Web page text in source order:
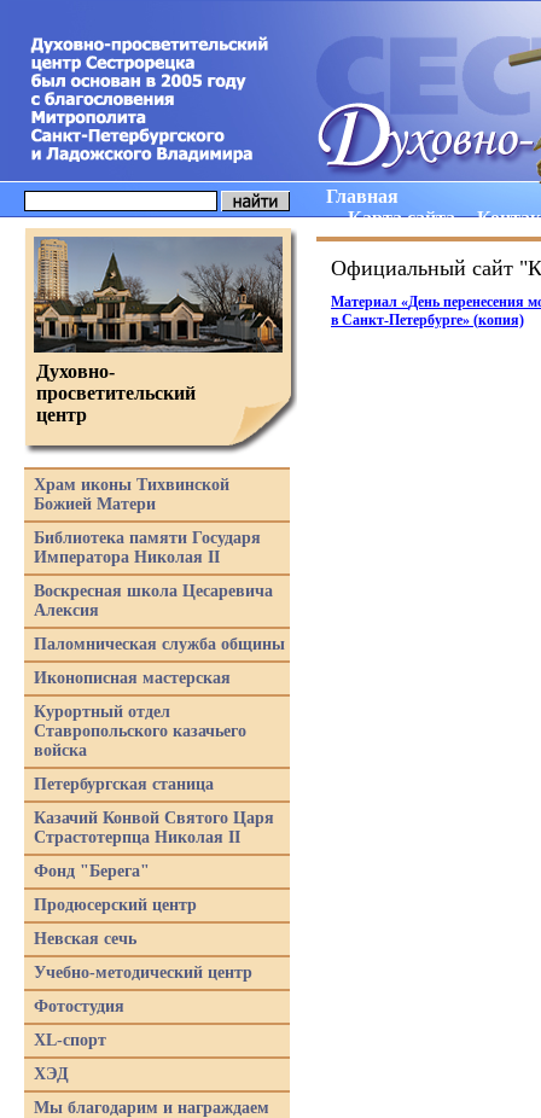
Главная
Карта сайта
Официальный сайт
Материал «День перенесения
в Санкт-Петербурге» (копия)
Духовно-
просветительский
центр
Храм иконы Тихвинской
Божией Матери
Библиотека памяти Государя
Императора Николая II
Воскресная школа Цесаревича
Алексия
Паломническая служба общины
Иконописная мастерская
Курортный отдел
Ставропольского казачьего
войска
Петербургская станица
Казачий Конвой Святого Царя
Страстотерпца Николая II
Фонд "Берега"
Продюсерский центр
Невская сечь
Учебно-методический центр
Фотостудия
XL-спорт
ХЭД
Мы благодарим и награждаем